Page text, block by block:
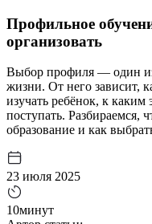
Профильное
организовать
Выбор профиля — один
жизни. От него зависит,
изучать ребёнок, к каким
поступать. Разбираемся,
образование и как
23 июля 2025
10минут